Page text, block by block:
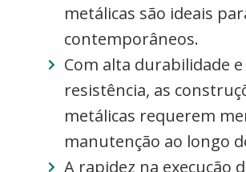
metálicas são ideais
contemporâneos.
Com alta durabilidade e
resistência, as
metálicas requerem
manutenção ao longo
A rapidez na execução